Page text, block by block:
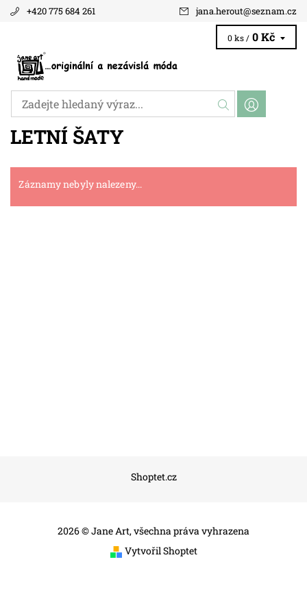
+420 775 684 261 jana.herout@seznam.cz
0 ks / 0 Kč
LETNÍ ŠATY
Záznamy nebyly nalezeny...
Shoptet.cz
2026 © Jane Art, všechna práva vyhrazena
Vytvořil Shoptet